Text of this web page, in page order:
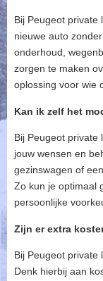
Bij Peugeot private
nieuwe auto
onderhoud,
zorgen te maken
oplossing voor wie
Kan ik zelf het
Bij Peugeot private
jouw wensen en
gezinswagen of
Zo kun je optimaal
persoonlijke
Zijn er extra
Bij Peugeot private
Denk hierbij aan